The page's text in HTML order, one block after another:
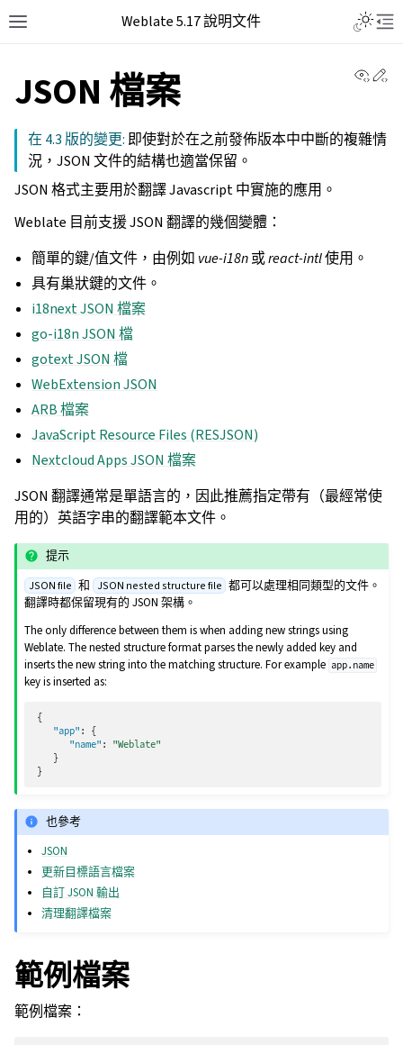
Weblate 5.17 說明文件
JSON 檔案
在 4.3 版的變更: 即使對於在之前發佈版本中中斷的複雜情
況，JSON 文件的結構也適當保留。
JSON 格式主要用於翻譯 Javascript 中實施的應用。
Weblate 目前支援 JSON 翻譯的幾個變體：
簡單的鍵/值文件，由例如 vue-i18n或react-intl使用。
具有巢狀鍵的文件。
i18next JSON 檔案
go-i18n JSON 檔
gotext JSON 檔
WebExtension JSON
ARB 檔案
JavaScript Resource Files (RESJSON)
Nextcloud Apps JSON 檔案
JSON 翻譯通常是單語言的，因此推薦指定帶有（最經常使
用的）英語字串的翻譯範本文件。
提示
JSON file 和 JSON nested structure file 都可以處理相同類型的文件。
翻譯時都保留現有的 JSON 架構。
The only difference between them is when adding new strings using
Weblate. The nested structure format parses the newly added key and
inserts the new string into the matching structure. For example app.name
key is inserted as:
{
"app" :
{
"name" :
"Weblate"
}
}
也參考
JSON
更新目標語言檔案
自訂 JSON 輸出
清理翻譯檔案
範例檔案
範例檔案：